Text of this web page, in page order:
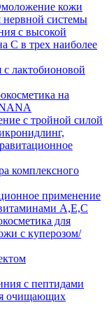
кожи
нервной системы
с высокой
C в трех наиболее
лактобионовой
на
с тройной силой
комплексного
применение
A,Е,С
для
с куперозом/
с пептидами
очищающих